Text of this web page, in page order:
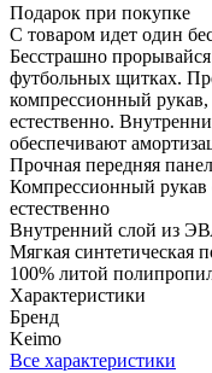
Подарок при покупке
С товаром идет один
Бесстрашно
футбольных щитках.
компрессионный
естественно.
обеспечивают
Прочная передняя
Компрессионный
естественно
Внутренний слой из
Мягкая синтетическая
100% литой
Характеристики
Бренд
Keimo
Все характеристики